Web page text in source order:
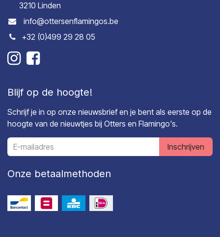
3210 Linden
info@ottersenflamingos.be
+32 (0)499 29 28 05
Blijf op de hoogte!
Schrijf je in op onze nieuwsbrief en je bent als eerste op de
hoogte van de nieuwtjes bij Otters en Flamingo's.
Inschrijven
Onze betaalmethoden